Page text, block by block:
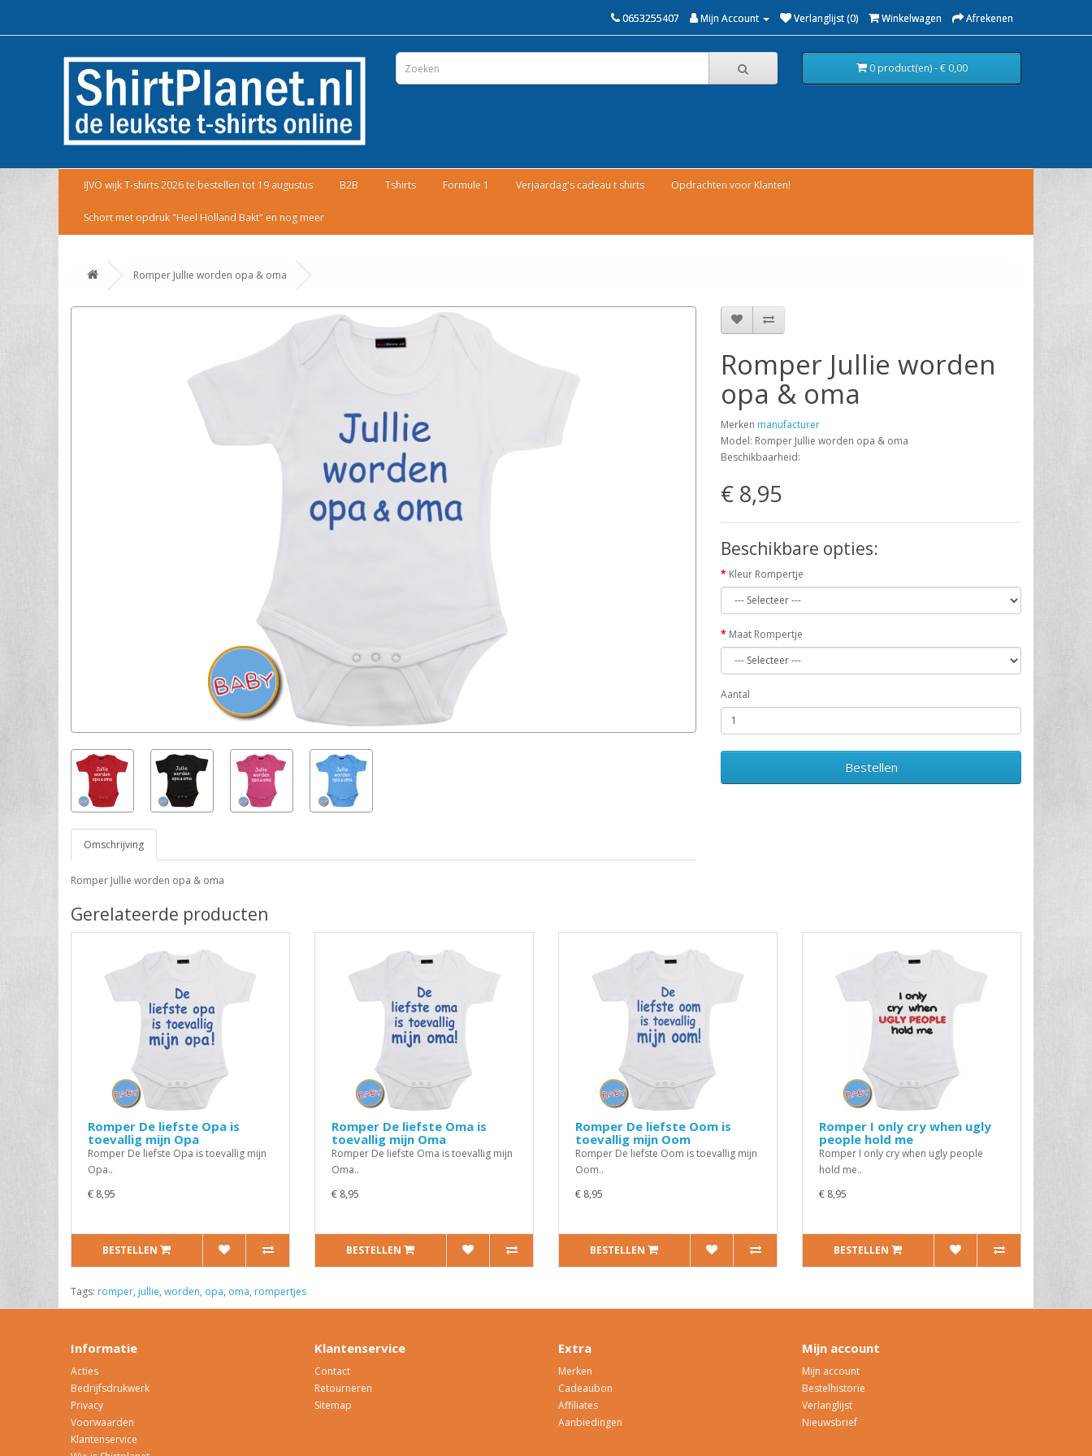
0653255407 Mijn Account Verlanglijst (0) Winkelwagen Afrekenen
0 product(en) - € 0,00
IJVO wijk T-shirts 2026 te bestellen tot 19 augustus B2B Tshirts Formule 1 Verjaardag's cadeau t shirts Opdrachten voor Klanten!
Schort met opdruk "Heel Holland Bakt" en nog meer
Romper Jullie worden opa & oma
Omschrijving
Romper Jullie worden opa & oma
Romper Jullie worden
opa & oma
Merken manufacturer
Model: Romper Jullie worden opa & oma
Beschikbaarheid:
€ 8,95
Beschikbare opties:
Kleur Rompertje
Maat Rompertje
Aantal
Bestellen
Gerelateerde producten
Romper De liefste Opa is
toevallig mijn Opa
Romper De liefste Opa is toevallig mijn
Opa..
€ 8,95
BESTELLEN
Romper De liefste Oma is
toevallig mijn Oma
Romper De liefste Oma is toevallig mijn
Oma..
€ 8,95
BESTELLEN
Romper De liefste Oom is
toevallig mijn Oom
Romper De liefste Oom is toevallig mijn
Oom..
€ 8,95
BESTELLEN
Romper I only cry when ugly
people hold me
Romper I only cry when ugly people
hold me..
€ 8,95
BESTELLEN
Tags: romper, jullie, worden, opa, oma, rompertjes
Informatie
Acties
Bedrijfsdrukwerk
Privacy
Voorwaarden
Klantenservice
Klantenservice
Contact
Retourneren
Sitemap
Extra
Merken
Cadeaubon
Affiliates
Aanbiedingen
Mijn account
Mijn account
Bestelhistorie
Verlanglijst
Nieuwsbrief